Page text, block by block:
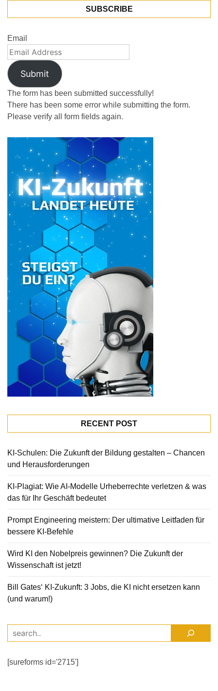
SUBSCRIBE
Email
Submit
The form has been submitted successfully!
There has been some error while submitting the form.
Please verify all form fields again.
RECENT POST
KI-Schulen: Die Zukunft der Bildung gestalten – Chancen
und Herausforderungen
KI-Plagiat: Wie AI-Modelle Urheberrechte verletzen & was
das für Ihr Geschäft bedeutet
Prompt Engineering meistern: Der ultimative Leitfaden für
bessere KI-Befehle
Wird KI den Nobelpreis gewinnen? Die Zukunft der
Wissenschaft ist jetzt!
Bill Gates‘ KI-Zukunft: 3 Jobs, die KI nicht ersetzen kann
(und warum!)
[sureforms id='2715']